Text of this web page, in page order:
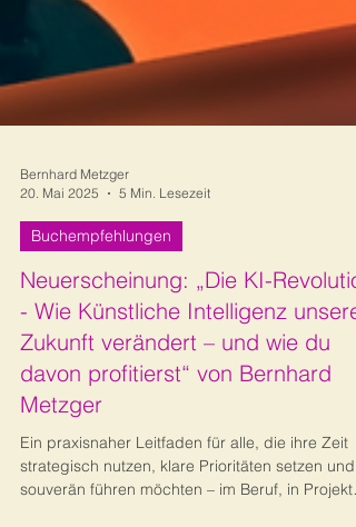
Bernhard Metzger
20. Mai 2025
5 Min. Lesezeit
Buchempfehlungen
Neuerscheinung: „Die KI-
- Wie Künstliche Intelligenz unsere
Zukunft verändert – und wie du
davon profitierst“ von Bernhard
Metzger
Ein praxisnaher Leitfaden für alle, die ihre Zeit